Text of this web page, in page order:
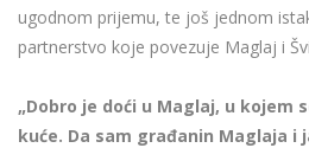
ugodnom prijemu, te još jednom
partnerstvo koje povezuje Maglaj i
„Dobro je doći u Maglaj, u kojem
kuće. Da sam građanin Maglaja i